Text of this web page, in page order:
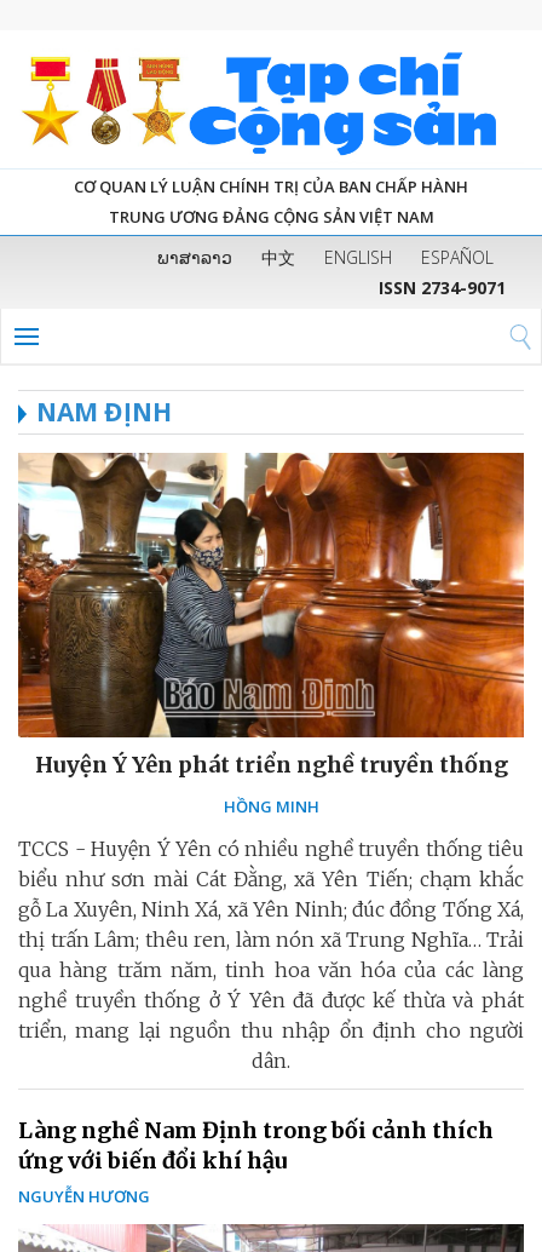
CƠ QUAN LÝ LUẬN CHÍNH TRỊ CỦA BAN CHẤP HÀNH
TRUNG ƯƠNG ĐẢNG CỘNG SẢN VIỆT NAM
ພາສາລາວ 中文 ENGLISH
ESPAÑOL
ISSN 2734-9071
NAM ĐỊNH
Huyện Ý Yên phát triển nghề truyền thống
HỒNG MINH
TCCS - Huyện Ý Yên có nhiều nghề truyền thống tiêu
biểu như sơn mài Cát Đằng, xã Yên Tiến; chạm khắc
gỗ La Xuyên, Ninh Xá, xã Yên Ninh; đúc đồng Tống Xá,
thị trấn Lâm; thêu ren, làm nón xã Trung Nghĩa… Trải
qua hàng trăm năm, tinh hoa văn hóa của các làng
nghề truyền thống ở Ý Yên đã được kế thừa và phát
triển, mang lại nguồn thu nhập ổn định cho người
dân.
Làng nghề Nam Định trong bối cảnh thích
ứng với biến đổi khí hậu
NGUYỄN HƯƠNG